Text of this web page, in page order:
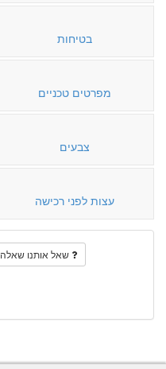
בטיחות
מפרטים טכניים
צבעים
עצות לפני רכישה
שאל אותנו שאלה